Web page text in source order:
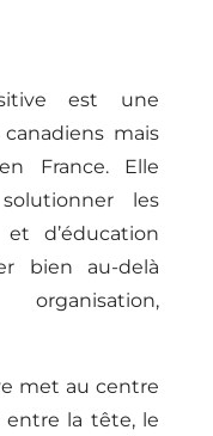
est une
mais
France. Elle
les
et d’éducation
bien au-delà
met au centre
entre la tête, le